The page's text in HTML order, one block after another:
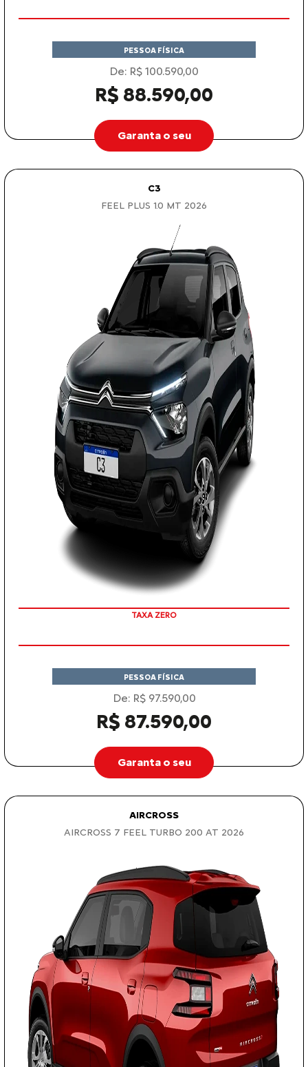
PESSOA FÍSICA
De: R$ 100.590,00
R$ 88.590,00
Garanta o seu
C3
FEEL PLUS 1.0 MT 2026
COM SEU USADO NA TROCA
PESSOA FÍSICA
De: R$ 97.590,00
R$ 87.590,00
Garanta o seu
AIRCROSS
AIRCROSS 7 FEEL TURBO 200 AT 2026